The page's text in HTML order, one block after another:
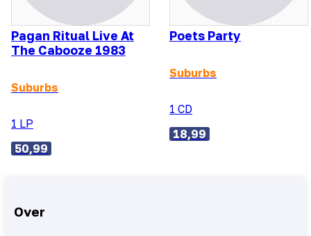
Pagan Ritual Live At
The Cabooze 1983
Suburbs
1 LP
50,99
Poets Party
Suburbs
1 CD
18,99
Over